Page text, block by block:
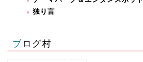
独り言
ブログ村